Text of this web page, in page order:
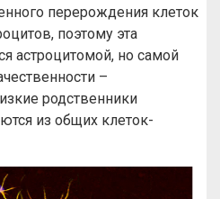
перерождения клеток
поэтому эта
астроцитомой, но самой
–
родственники
из общих клеток-